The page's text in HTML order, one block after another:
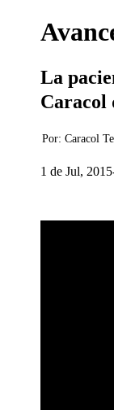
La
Caracol
Por: Caracol
1 de Jul, 2015